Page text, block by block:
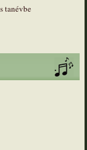
tanévbe